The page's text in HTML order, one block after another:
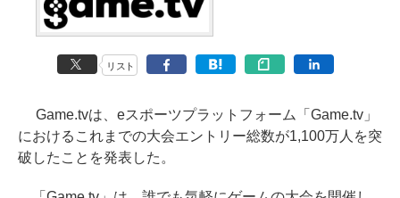
リスト
Game.tvは、eスポーツプラットフォーム「Game.tv」
におけるこれまでの大会エントリー総数が1,100万人を突
破したことを発表した。